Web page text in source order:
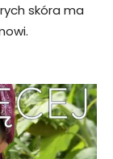
skóra ma